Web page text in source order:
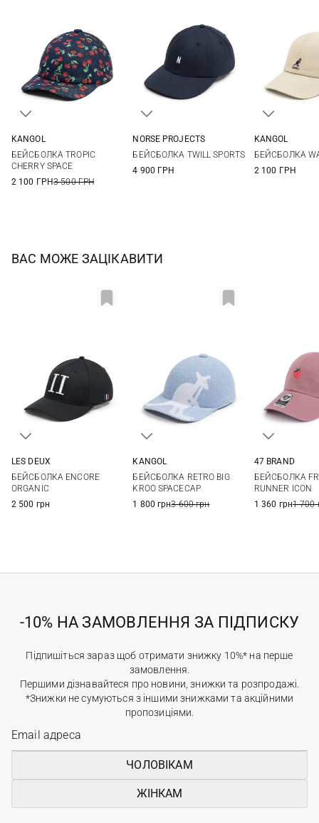
KANGOL
БЕЙСБОЛКА TROPIC
CHERRY SPACE
2 100 ГРН3 500 ГРН
NORSE PROJECTS
БЕЙСБОЛКА TWILL SPORTS
4 900 ГРН
KANGOL
БЕЙСБОЛКА
2 100 ГРН
ВАС МОЖЕ ЗАЦІКАВИТИ
LES DEUX
БЕЙСБОЛКА ENCORE
ORGANIC
2 500 грн
KANGOL
БЕЙСБОЛКА RETRO BIG
KROO SPACECAP
1 800 грн3 600 грн
47 BRAND
БЕЙСБОЛКА
RUNNER ICON
1 360 грн1 700
-10% НА ЗАМОВЛЕННЯ ЗА ПІДПИСКУ
Підпишіться зараз щоб отримати знижку 10%* на перше
замовлення.
Першими дізнавайтеся про новини, знижки та розпродажі.
*Знижки не сумуються з іншими знижками та акційними
пропозиціями.
ЧОЛОВІКАМ
ЖІНКАМ